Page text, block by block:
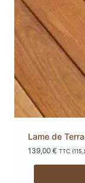
Lame de
139,00 € TTC (